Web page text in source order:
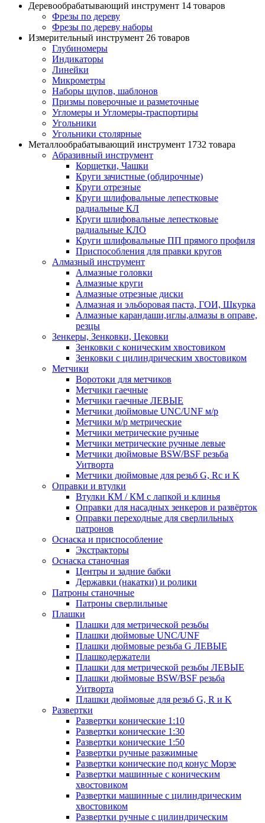
Деревообрабатывающий инструмент 14 товаров
Фрезы по дереву
Фрезы по дереву наборы
Измерительный инструмент 26 товаров
Глубиномеры
Индикаторы
Линейки
Микрометры
Наборы щупов, шаблонов
Призмы поверочные и разметочные
Угломеры и Угломеры-траспортиры
Угольники
Угольники столярные
Металлообрабатывающий инструмент 1732 товара
Абразивный инструмент
Корщетки, Чашки
Круги зачистные (обдирочные)
Круги отрезные
Круги шлифовальные лепестковые
радиальные КЛ
Круги шлифовальные лепестковые
радиальные КЛО
Круги шлифовальные ПП прямого профиля
Приспособления для правки кругов
Алмазный инструмент
Алмазные головки
Алмазные круги
Алмазные отрезные диски
Алмазная и эльборовая паста, ГОИ, Шкурка
Алмазные карандаши,иглы,алмазы в оправе,
резцы
Зенкеры, Зенковки, Цековки
Зенковки с коническим хвостовиком
Зенковки с цилиндрическим хвостовиком
Метчики
Воротоки для метчиков
Метчики гаечные
Метчики гаечные ЛЕВЫЕ
Метчики дюймовые UNC/UNF м/р
Метчики м/р метрические
Метчики метрические ручные
Метчики метрические ручные левые
Метчики дюймовые BSW/BSF резьба
Уитворта
Метчики дюймовые для резьб G, Rc и K
Оправки и втулки
Втулки КМ / КМ с лапкой и клинья
Оправки для насадных зенкеров и развёрток
Оправки переходные для сверлильных
патронов
Оснаска и приспособление
Экстракторы
Оснаска станочная
Центры и задние бабки
Державки (накатки) и ролики
Патроны станочные
Патроны сверлильные
Плашки
Плашки для метрической резьбы
Плашки дюймовые UNC/UNF
Плашки дюймовые резьба G ЛЕВЫЕ
Плашкодержатели
Плашки для метрической резьбы ЛЕВЫЕ
Плашки дюймовые BSW/BSF резьба
Уитворта
Плашки дюймовые для резьб G, R и K
Развертки
Развертки конические 1:10
Развертки конические 1:30
Развертки конические 1:50
Развертки ручные разжимные
Развертки конические под конус Морзе
Развертки машинные с коническим
хвостовиком
Развертки машинные с цилиндрическим
хвостовиком
Развертки ручные с цилиндрическим